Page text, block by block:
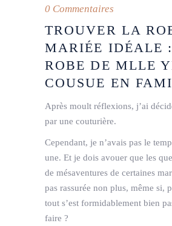
0 Commentaires
TROUVER LA
MARIÉE IDÉALE
ROBE DE MLLE
COUSUE EN
Après moult réflexions, j’ai
par une couturière.
Cependant, je n’avais pas le
une. Et je dois avouer que les
de mésaventures de certaines
pas rassurée non plus, même si,
tout s’est formidablement bien
faire ?